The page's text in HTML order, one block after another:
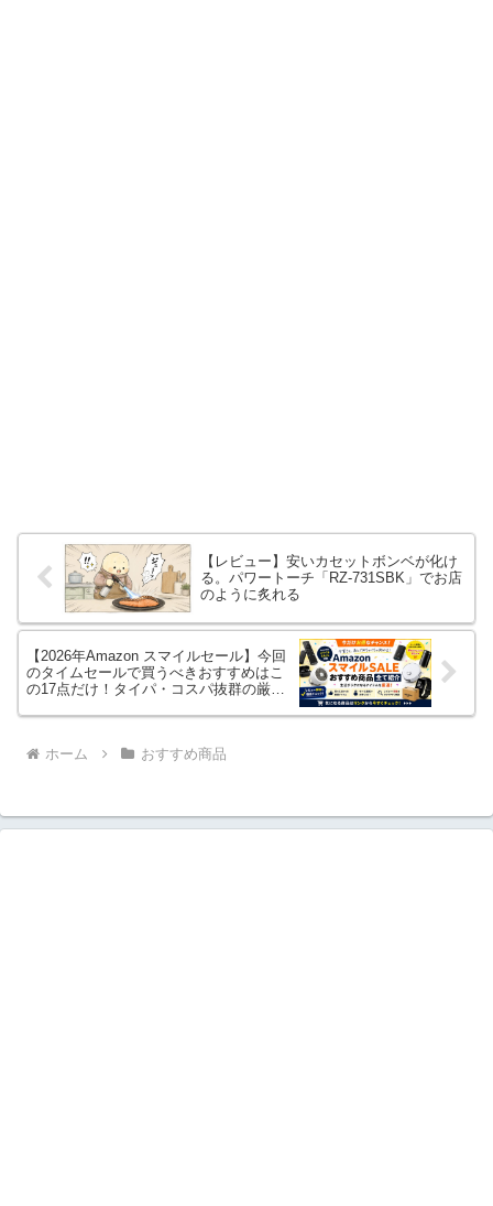
【レビュー】安いカセットボンベが化け
る。パワートーチ「RZ-731SBK」でお店
のように炙れる
【2026年Amazon スマイルセール】今回
のタイムセールで買うべきおすすめはこ
の17点だけ！タイパ・コスパ抜群の厳選
ホーム おすすめ商品